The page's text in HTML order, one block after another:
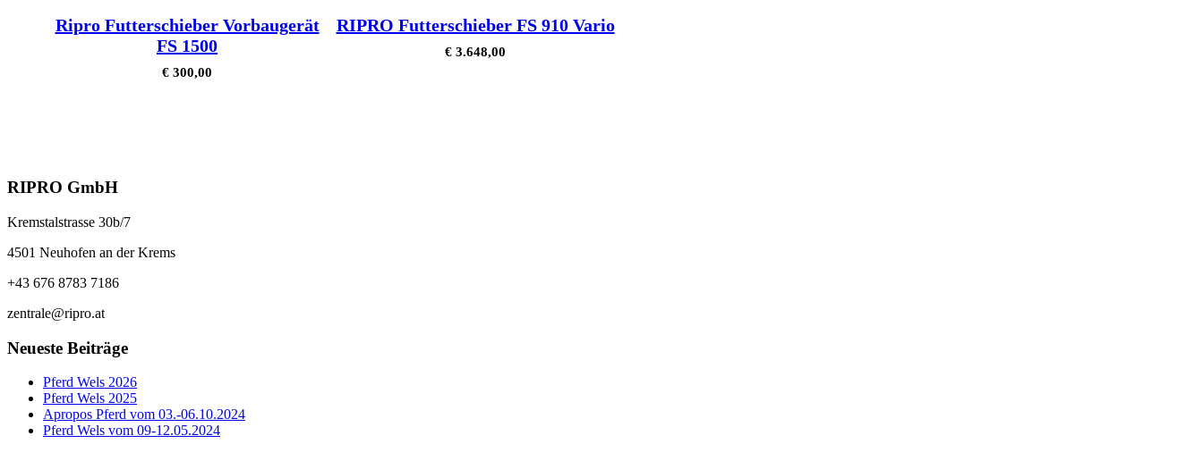
Ripro Futterschieber Vorbaugerät
FS 1500
€ 300,00
RIPRO Futterschieber FS 910 Vario
€ 3.648,00
RIPRO GmbH
Kremstalstrasse 30b/7
4501 Neuhofen an der Krems
+43 676 8783 7186
zentrale@ripro.at
Neueste Beiträge
Pferd Wels 2026
Pferd Wels 2025
Apropos Pferd vom 03.-06.10.2024
Pferd Wels vom 09-12.05.2024